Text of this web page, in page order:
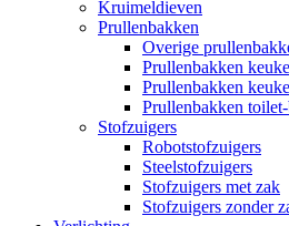
Kruimeldieven
Prullenbakken
Overige
Prullenbakken
Prullenbakken
Prullenbakken
Stofzuigers
Robotstofzuigers
Steelstofzuigers
Stofzuigers met zak
Stofzuigers zonder